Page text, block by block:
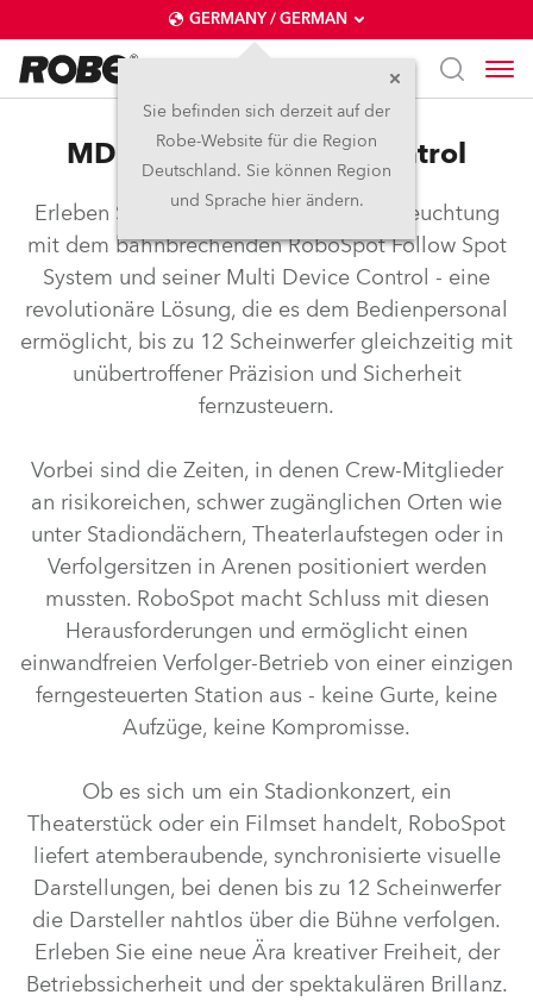
GERMANY / GERMAN
Sie befinden sich derzeit auf der
Robe-Website für die Region
Deutschland. Sie können Region
und Sprache hier ändern.
MDC™ - Multi Device Control
Erleben Sie die Zukunft der Bühnenbeleuchtung
mit dem bahnbrechenden RoboSpot Follow Spot
System und seiner Multi Device Control - eine
revolutionäre Lösung, die es dem Bedienpersonal
ermöglicht, bis zu 12 Scheinwerfer gleichzeitig mit
unübertroffener Präzision und Sicherheit
fernzusteuern.
Vorbei sind die Zeiten, in denen Crew-Mitglieder
an risikoreichen, schwer zugänglichen Orten wie
unter Stadiondächern, Theaterlaufstegen oder in
Verfolgersitzen in Arenen positioniert werden
mussten. RoboSpot macht Schluss mit diesen
Herausforderungen und ermöglicht einen
einwandfreien Verfolger-Betrieb von einer einzigen
ferngesteuerten Station aus - keine Gurte, keine
Aufzüge, keine Kompromisse.
Ob es sich um ein Stadionkonzert, ein
Theaterstück oder ein Filmset handelt, RoboSpot
liefert atemberaubende, synchronisierte visuelle
Darstellungen, bei denen bis zu 12 Scheinwerfer
die Darsteller nahtlos über die Bühne verfolgen.
Erleben Sie eine neue Ära kreativer Freiheit, der
Betriebssicherheit und der spektakulären Brillanz.